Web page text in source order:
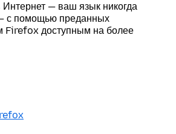
— ваш язык никогда
с помощью преданных
Firefox доступным на более